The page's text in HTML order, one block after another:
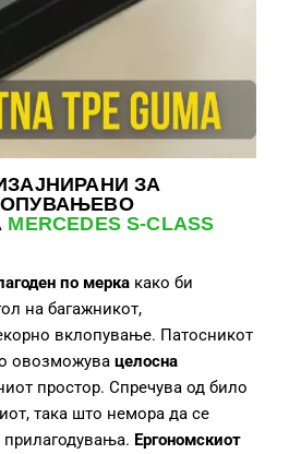
ЗА
MERCEDES S-CLASS
н по мерка како би
на багажникот,
вклопување. Патосникот
овозможува целосна
простор. Спречува од било
така што немора да се
прилагодувања. Ергономскиот